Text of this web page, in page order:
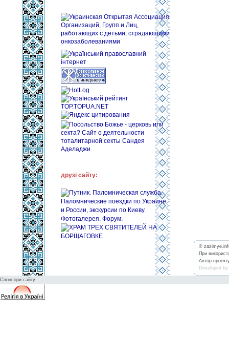
друзі сайту:
©
При
Автор
Developed
Спонсори сайту: